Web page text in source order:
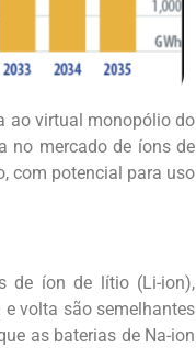
ao virtual monopólio do
no mercado de íons de
com potencial para uso
de íon de lítio (Li-ion),
volta são semelhantes
as baterias de Na-ion